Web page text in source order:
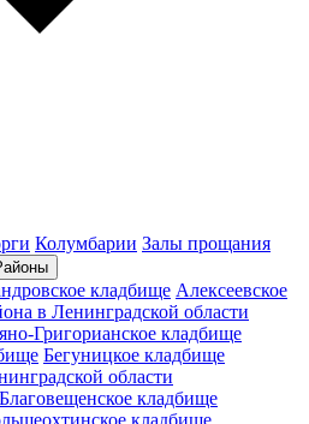
Колумбарии Залы прощания
кладбище Алексеевское
в Ленинградской области
Григорианское кладбище
Бегуницкое кладбище
области
Благовещенское кладбище
кладбище